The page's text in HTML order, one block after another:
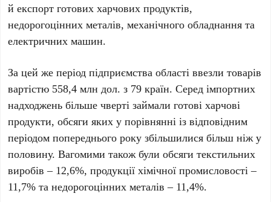
й експорт готових харчових продуктів,
недорогоцінних металів, механічного обладнання та
електричних машин.
За цей же період підприємства області ввезли товарів
вартістю 558,4 млн дол. з 79 країн. Серед імпортних
надходжень більше чверті займали готові харчові
продукти, обсяги яких у порівнянні із відповідним
періодом попереднього року збільшилися більш ніж у
половину. Вагомими також були обсяги текстильних
виробів – 12,6%, продукції хімічної промисловості –
11,7% та недорогоцінних металів – 11,4%.